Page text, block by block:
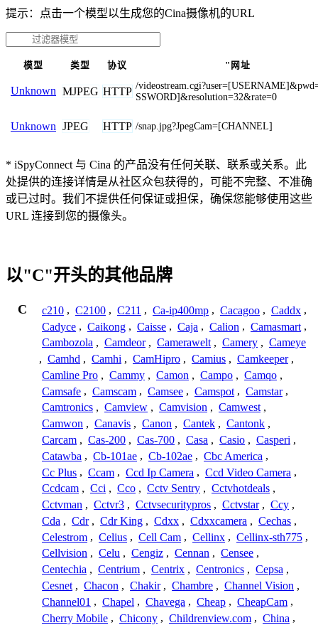
提示：点击一个模型以生成您的Cina摄像机的URL
模型 类型 协议 "网址
Unknown MJPEG HTTP /
SSWORD]&resolution=32&rate=0
Unknown JPEG HTTP /snap.jpg?JpegCam=[CHANNEL]
* iSpyConnect 与 Cina 的产品没有任何关联、联系或关系。此
处提供的连接详情是从社区众包获得的，可能不完整、不准确
或已过时。我们不提供任何保证或担保，确保您能够使用这些
URL 连接到您的摄像头。
以"C"开头的其他品牌
C c210 , C2100 , C211 , Ca-ip400mp , Cacagoo , Caddx ,
Cadyce , Caikong , Caisse , Caja , Calion , Camasmart ,
Cambozola , Camdeor , Camerawelt , Camery , Cameye
, Camhd , Camhi , CamHipro , Camius , Camkeeper ,
Camline Pro , Cammy , Camon , Campo , Camqo ,
Camsafe , Camscam , Camsee , Camspot , Camstar ,
Camtronics , Camview , Camvision , Camwest ,
Camwon , Canavis , Canon , Cantek , Cantonk ,
Carcam , Cas-200 , Cas-700 , Casa , Casio , Casperi ,
Catawba , Cb-101ae , Cb-102ae , Cbc America ,
Cc Plus , Ccam , Ccd Ip Camera , Ccd Video Camera ,
Ccdcam , Cci , Cco , Cctv Sentry , Cctvhotdeals ,
Cctvman , Cctvr3 , Cctvsecuritypros , Cctvstar , Ccy ,
Cda , Cdr , Cdr King , Cdxx , Cdxxcamera , Cechas ,
Celestrom , Celius , Cell Cam , Cellinx , Cellinx-sth775 ,
Cellvision , Celu , Cengiz , Cennan , Censee ,
Centechia , Centrium , Centrix , Centronics , Cepsa ,
Cesnet , Chacon , Chakir , Chambre , Channel Vision ,
Channel01 , Chapel , Chavega , Cheap , CheapCam ,
Cherry Mobile , Chicony , Childrenview.com , China ,